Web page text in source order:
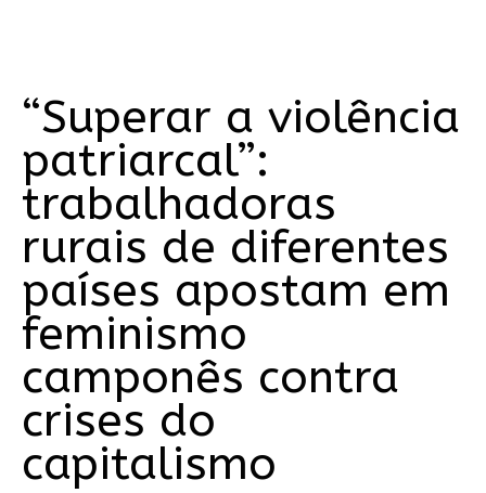
“Superar a violência
patriarcal”:
trabalhadoras
rurais de diferentes
países apostam em
feminismo
camponês contra
crises do
capitalismo